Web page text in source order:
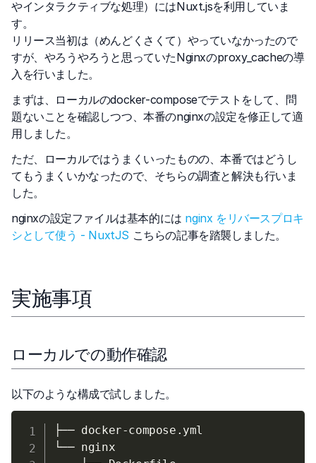
やインタラクティブな処理）にはNuxt.jsを利用していま
す。
リリース当初は（めんどくさくて）やっていなかったので
すが、やろうやろうと思っていたNginxのproxy_cacheの導
入を行いました。
まずは、ローカルのdocker-composeでテストをして、問
題ないことを確認しつつ、本番のnginxの設定を修正して適
用しました。
ただ、ローカルではうまくいったものの、本番ではどうし
てもうまくいかなったので、そちらの調査と解決も行いま
した。
nginxの設定ファイルは基本的には nginx をリバースプロキ
シとして使う - NuxtJS こちらの記事を踏襲しました。
実施事項
ローカルでの動作確認
以下のような構成で試しました。
├── docker-compose.yml
└── nginx